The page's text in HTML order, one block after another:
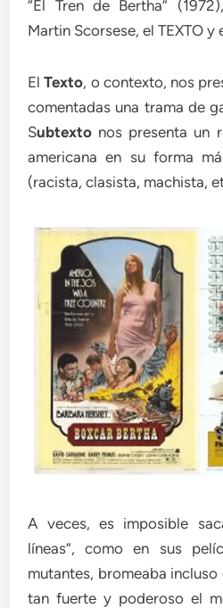
“El Tren de Bertha”
Martin Scorsese, el TEXTO y
ElTexto, o contexto, nos
comentadas una trama de
Subtexto nos presenta un
americana en su forma
(racista, clasista, machista,
A veces, es imposible
líneas”, como en sus
mutantes, bromeaba
tan fuerte y poderoso el